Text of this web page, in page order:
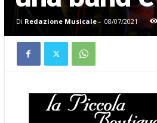
Di Redazione Musicale- 08/07/2021